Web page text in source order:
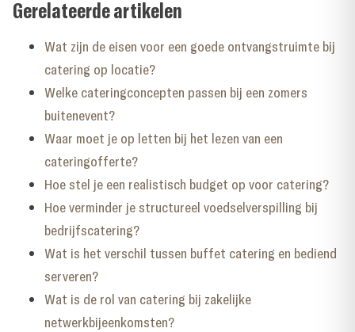
Gerelateerde artikelen
Wat zijn de eisen voor een goede ontvangstruimte bij
catering op locatie?
Welke cateringconcepten passen bij een zomers
buitenevent?
Waar moet je op letten bij het lezen van een
cateringofferte?
Hoe stel je een realistisch budget op voor catering?
Hoe verminder je structureel voedselverspilling bij
bedrijfscatering?
Wat is het verschil tussen buffet catering en bediend
serveren?
Wat is de rol van catering bij zakelijke
netwerkbijeenkomsten?